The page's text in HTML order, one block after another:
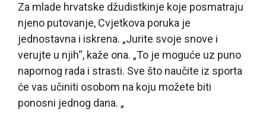
Za mlade hrvatske džudistkinje koje posmatraju
njeno putovanje, Cvjetkova poruka je
jednostavna i iskrena. „Jurite svoje snove i
verujte u njih“, kaže ona. „To je moguće uz puno
napornog rada i strasti. Sve što naučite iz sporta
će vas učiniti osobom na koju možete biti
ponosni jednog dana. „